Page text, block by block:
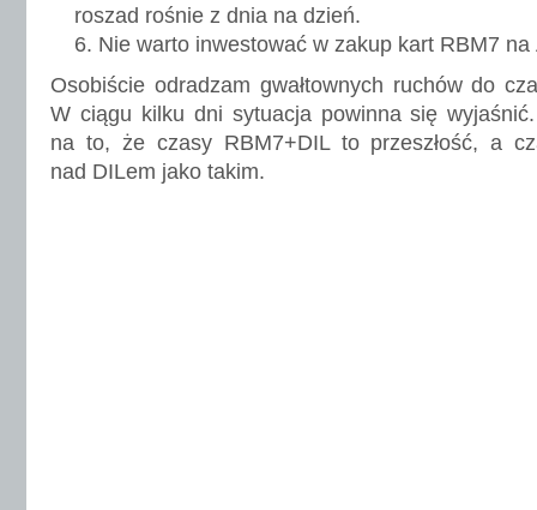
roszad rośnie z dnia na dzień.
Nie warto inwestować w zakup kart RBM7 na
Osobiście odradzam gwałtownych ruchów do
W ciągu kilku dni sytuacja powinna się
na to, że czasy RBM7+DIL to przeszłość, a
nad DILem jako takim.